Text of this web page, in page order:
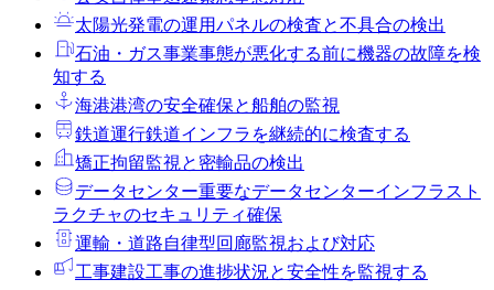
太陽光発電の運用パネルの検査と不具合の検出
石油・ガス事業事態が悪化する前に機器の故障を検
知する
海港港湾の安全確保と船舶の監視
鉄道運行鉄道インフラを継続的に検査する
矯正拘留監視と密輸品の検出
データセンター重要なデータセンターインフラスト
ラクチャのセキュリティ確保
運輸・道路自律型回廊監視および対応
工事建設工事の進捗状況と安全性を監視する